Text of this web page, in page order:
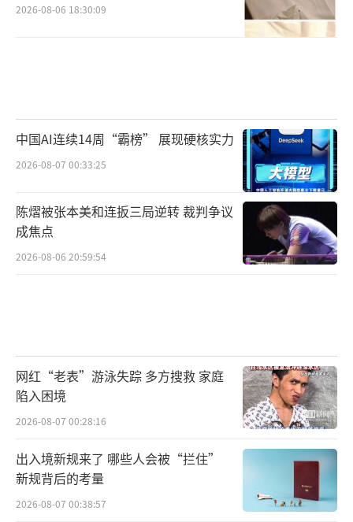
2026-08-06 18:30:09
中国AI连续14周“霸榜” 展现硬核实力
2026-08-07 00:33:25
陈熠被张本美和连扳三局逆转 裁判争议
成焦点
2026-08-06 20:59:54
网红“老表”游泳失踪 多方搜救 家庭
陷入困境
2026-08-07 00:28:16
出入境新规来了 哪些人会被“拦住”
新规背后的考量
2026-08-07 00:38:57